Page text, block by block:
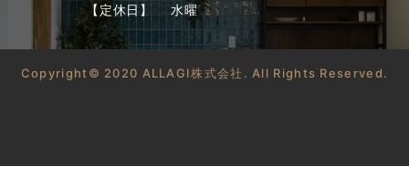
【定休日】 水曜
Copyright© 2020 ALLAGI株式会社. All Rights Reserved.